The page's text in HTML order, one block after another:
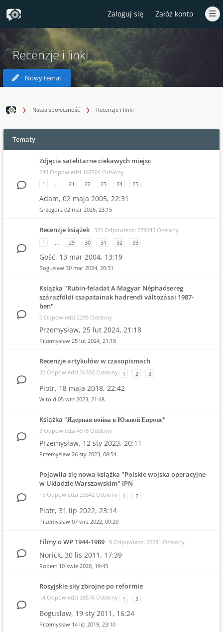
Zaloguj się Załóż konto
Recenzje i linki
Nowy temat
Nasza społeczność Recenzje i linki
Tematy
Zdjęcia satelitarne ciekawych miejsc
243 Odpowiedzi 167204 Odsłony
1
… 21 22 23 24 25
Adam, 02 maja 2005, 22:31
Grzegorz 02 mar 2026, 23:15
Recenzje książek 325 Odpowiedzi 279045 Odsłony
1
… 29 30 31 32 33
Gość, 13 mar 2004, 13:19
Bogusław 30 mar 2024, 20:31
Książka "Rubin-feladat A Magyar Néphadsereg
szárazföldi csapatainak hadrendi változásai 1987-
ben"
0 Odpowiedzi 2295 Odsłony
Przemysław, 25 lut 2024, 21:18
Przemysław 25 lut 2024, 21:18
Recenzje artykułów w czasopismach
20 Odpowiedzi 34350 Odsłony 1 2 3
Piotr, 18 maja 2018, 22:42
Witold 05 wrz 2023, 21:48
Książka "Ядерная война в Южной Европе"
3 Odpowiedzi 4978 Odsłony
Przemysław, 12 sty 2023, 20:11
Przemysław 26 sty 2023, 08:54
Pojawiła się nowa książka "Polskie wojska operacyjne
w Układzie Warszawskim" IPN
15 Odpowiedzi 23342 Odsłony 1 2
Piotr, 31 lip 2022, 23:14
Przemysław 07 wrz 2022, 09:20
Filmy o WP 1944-1989 9 Odpowiedzi 26281 Odsłony
Norick, 30 lis 2011, 17:39
Robert 10 kwie 2020, 19:43
Rosyjskie siły zbrojne po reformie
14 Odpowiedzi 38576 Odsłony 1 2
Bogusław, 19 sty 2011, 16:24
Przemysław 14 lip 2019, 23:10